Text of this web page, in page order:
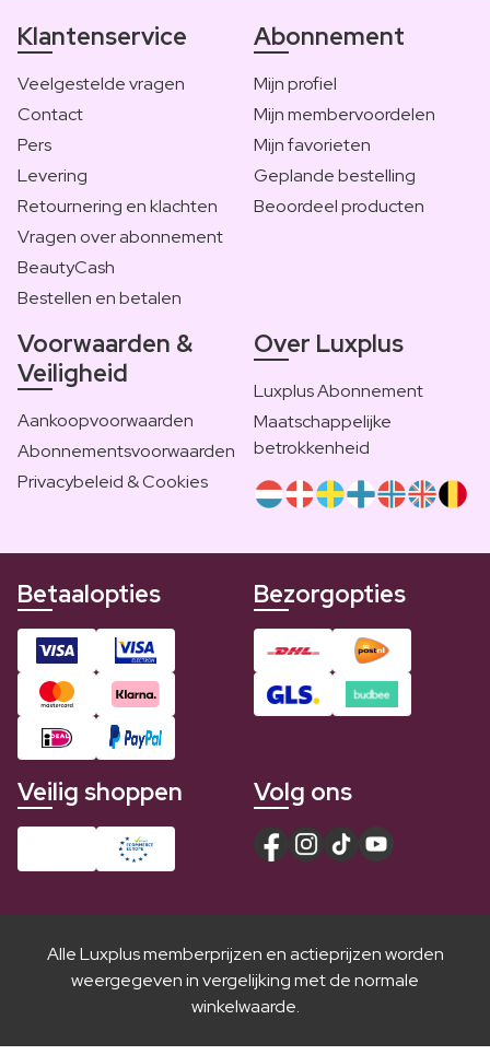
Klantenservice
Veelgestelde vragen
Contact
Pers
Levering
Retournering en klachten
Vragen over abonnement
BeautyCash
Bestellen en betalen
Abonnement
Mijn profiel
Mijn membervoordelen
Mijn favorieten
Geplande bestelling
Beoordeel producten
Voorwaarden &
Veiligheid
Aankoopvoorwaarden
Abonnementsvoorwaarden
Privacybeleid & Cookies
Over Luxplus
Luxplus Abonnement
Maatschappelijke
betrokkenheid
Betaalopties Bezorgopties
Veilig shoppen Volg ons
Alle Luxplus memberprijzen en actieprijzen worden
weergegeven in vergelijking met de normale
winkelwaarde.